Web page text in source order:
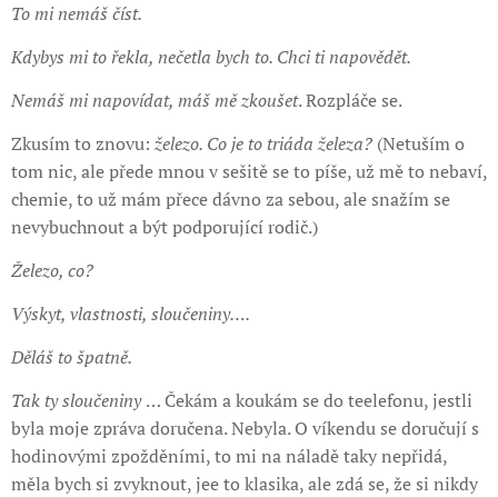
To mi nemáš číst.
Kdybys mi to řekla, nečetla bych to. Chci ti napovědět.
Nemáš mi napovídat, máš mě zkoušet. Rozpláče se.
Zkusím to znovu:železo. Co je to triáda železa? (Netuším o
tom nic, ale přede mnou v sešitě se to píše, už mě to nebaví,
chemie, to už mám přece dávno za sebou, ale snažím se
nevybuchnout a být podporující rodič.)
Železo, co?
Výskyt, vlastnosti, sloučeniny….
Děláš to špatně.
Tak ty sloučeniny… Čekám a koukám se do teelefonu, jestli
byla moje zpráva doručena. Nebyla. O víkendu se doručují s
hodinovými zpožděními, to mi na náladě taky nepřidá,
měla bych si zvyknout, jee to klasika, ale zdá se, že si nikdy